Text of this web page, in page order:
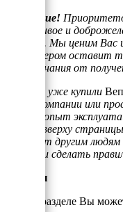
Внимание!
отзывчивое и
клиенту. Мы ценим Вас
менеджером оставит
воспоминания от
Если Вы уже купили
нашей компании или
имеете опыт
отзыв (вверху
поможет другим
товаре и сделать
Отзывы
В этом разделе Вы